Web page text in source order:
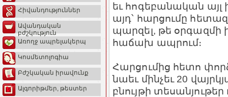
Հիվանդություններ
Ավանդական
բժշկություն
Առողջ ապրելակերպ
Կոսմետոլոգիա
Բժշկական իրավունք
Ալգորիթմեր, թեստեր
եւ հոգեբանական այլ
այդ՝ հարցումը
պարզել, թե օրգազմի
հաճախ ապրում։
Հարցումից հետո
նաեւ մինչեւ 20
բնույթի